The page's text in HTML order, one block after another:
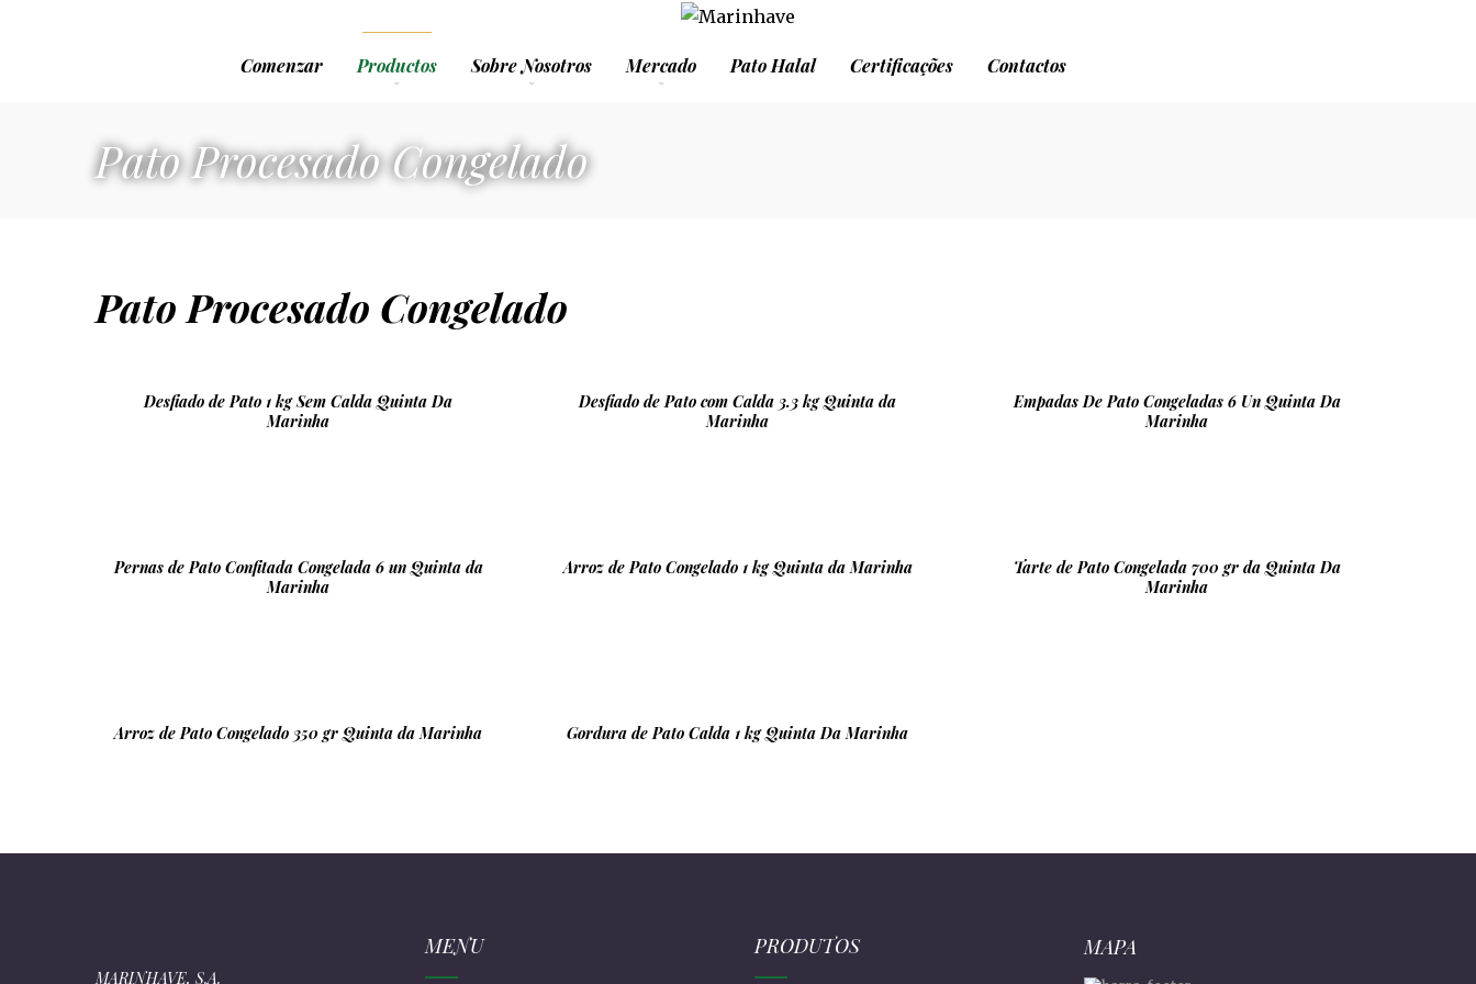
Comenzar Productos Sobre Nosotros Mercado Pato Halal Certificações Contactos
Pato Procesado Congelado
Pato Procesado Congelado
Desfiado de Pato 1 kg Sem Calda Quinta Da
Marinha
Desfiado de Pato com Calda 3.3 kg Quinta da
Marinha
Empadas De Pato Congeladas 6 Un Quinta Da
Marinha
Pernas de Pato Confitada Congelada 6 un Quinta da
Marinha
Arroz de Pato Congelado 1 kg Quinta da Marinha
Tarte de Pato Congelada 700 gr da Quinta Da
Marinha
Arroz de Pato Congelado 350 gr Quinta da Marinha Gordura de Pato Calda 1 kg Quinta Da Marinha
MARINHAVE, S.A.
MENU PRODUTOS MAPA